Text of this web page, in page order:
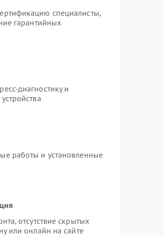
специалисты,
гарантийных
диагностику и
работы и установленные
отсутствие скрытых
или онлайн на сайте